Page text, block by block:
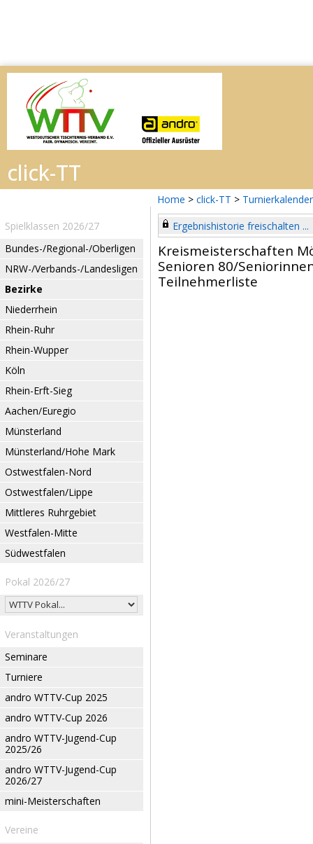
Home > click-TT > Turnierkalender
Spielklassen 2026/27
Bundes-/Regional-/Oberligen
NRW-/Verbands-/Landesligen
Bezirke
Niederrhein
Rhein-Ruhr
Rhein-Wupper
Köln
Rhein-Erft-Sieg
Aachen/Euregio
Münsterland
Münsterland/Hohe Mark
Ostwestfalen-Nord
Ostwestfalen/Lippe
Mittleres Ruhrgebiet
Westfalen-Mitte
Südwestfalen
Pokal 2026/27
Veranstaltungen
Seminare
Turniere
andro WTTV-Cup 2025
andro WTTV-Cup 2026
andro WTTV-Jugend-Cup
2025/26
andro WTTV-Jugend-Cup
2026/27
mini-Meisterschaften
Vereine
Ergebnishistorie freischalten ...
Kreismeisterschaften
Senioren 80/
Teilnehmerliste